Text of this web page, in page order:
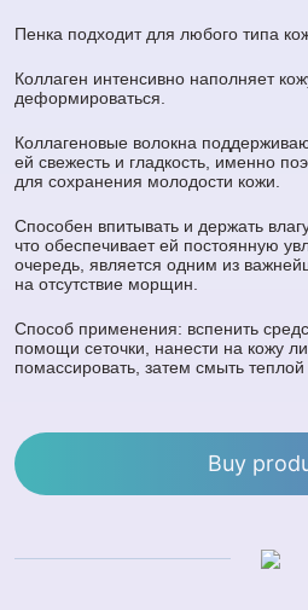
Пенка подходит для любого типа
Коллаген интенсивно наполняет
деформироваться.
Коллагеновые волокна
ей свежесть и гладкость, именно
для сохранения молодости кожи.
Способен впитывать и держать
что обеспечивает ей постоянную
очередь, является одним из
на отсутствие морщин.
Способ применения: вспенить
помощи сеточки, нанести на кожу
помассировать, затем смыть теплой
Buy